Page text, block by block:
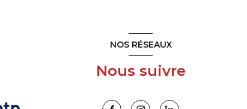
NOS RÉSEAUX
Nous suivre